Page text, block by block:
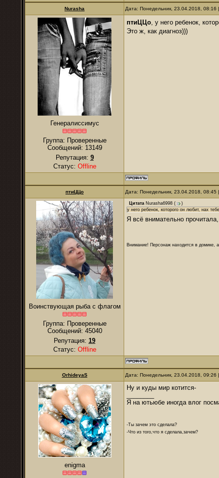
Nurаsha Дата: Понедельник, 23.04.2018,
Генералиссимус
Группа: Проверенные
Сообщений: 13149
Репутация: 9
Статус: Offline
птиЦЦо , у него ребенок,
Это ж, как диагноз)))
птиЦЦо Дата: Понедельник, 23.04.2018,
Воинствующая рыба с флагом
Группа: Проверенные
Сообщений: 45040
Репутация: 19
Статус: Offline
Цитата Nurasha6998 (
)
у него ребенок, которого он любит, нах
Я всё внимательно
Внимание! Персонаж находится в домике,
OrhideyaS Дата: Понедельник, 23.04.2018,
enigma
Ну и куды мир котится-
Я на ютьюбе иногда влог
-Ты зачем это сделала?
-Что из того,что я сделала,зачем?